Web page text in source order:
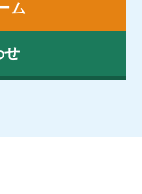
ム
せ